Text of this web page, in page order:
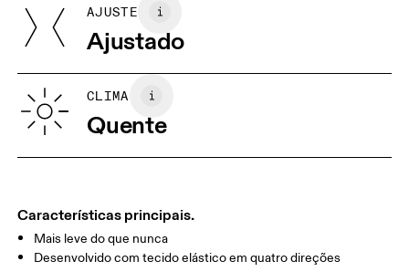
Suas medidas corporais em centímetros
GUIA DE TAMANHOS | ROUPAS MASCULINAS
CINTURA
CA
89 90 — 95 96
Arraste na horizontal para ver mais
75%, Elastane (Black) EL 25%. Waistband: Polyamide 79%,
Elastane 20%.
País de origem
Vietnã
AJUSTE
Ajustado
CLIMA
Quente
Características principais.
Mais leve do que nunca
Desenvolvido com tecido elástico em quatro direções